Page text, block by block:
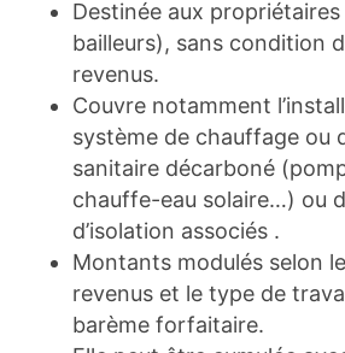
Destinée aux
bailleurs), sans condition
revenus.
Couvre notamment
système de chauffage ou
sanitaire décarboné
chauffe-eau solaire…) ou
d’isolation associés .
Montants modulés selon
revenus et le type de
barème forfaitaire.